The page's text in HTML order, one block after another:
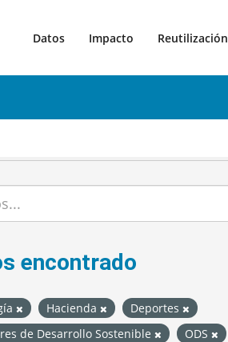
Datos Impacto Reutilización
encontrado
Hacienda
Deportes
de Desarrollo Sostenible ODS